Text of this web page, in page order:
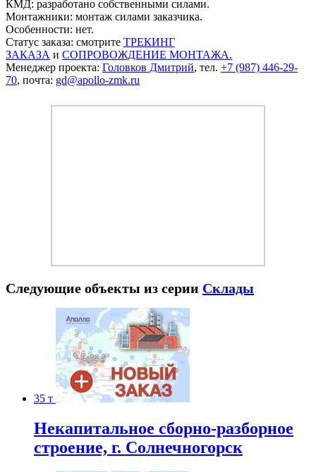
КМД: разработано собственными силами.
Монтажники: монтаж силами заказчика.
Особенности: нет.
Статус заказа: смотрите ТРЕКИНГ
ЗАКАЗА и СОПРОВОЖДЕНИЕ МОНТАЖА.
Менеджер проекта: Головков Дмитрий, тел. +7 (987) 446-29-
70, почта: gd@apollo-zmk.ru
Следующие объекты из серии Склады
35 т
Некапитальное сборно-разборное
строение, г. Солнечногорск